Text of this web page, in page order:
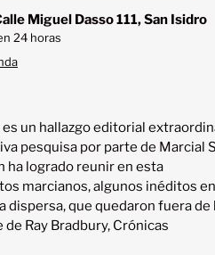
Miguel Dasso 111, San Isidro
24 horas
un hallazgo editorial
pesquisa por parte de Marcial
ha logrado reunir en esta
marcianos, algunos inéditos
dispersa, que quedaron fuera de
Ray Bradbury, Crónicas